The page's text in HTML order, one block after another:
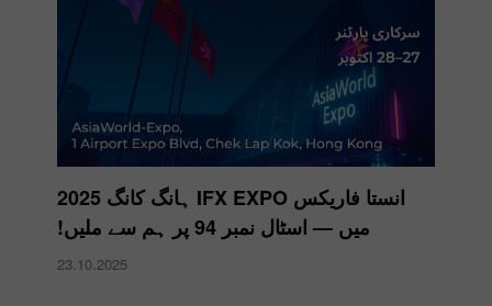
انستا فاریکس IFX EXPO ہانگ کانگ 2025
میں — اسٹال نمبر 94 پر ہم سے ملیں!
23.10.2025